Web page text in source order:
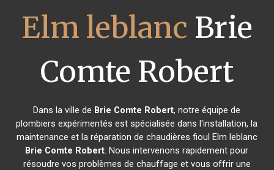
Elm leblanc Brie
Comte Robert
Dans la ville de Brie Comte Robert, notre équipe de
plombiers expérimentés est spécialisée dans l'installation, la
maintenance et la réparation de chaudières fioul Elm leblanc
Brie Comte Robert. Nous intervenons rapidement pour
résoudre vos problèmes de chauffage et vous offrir une